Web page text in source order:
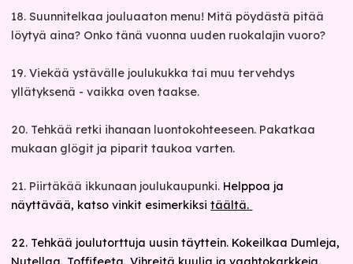
18. Suunnitelkaa jouluaaton menu! Mitä pöydästä pitää
löytyä aina? Onko tänä vuonna uuden ruokalajin vuoro?
19. Viekää ystävälle joulukukka tai muu tervehdys
yllätyksenä - vaikka oven taakse.
20. Tehkää retki ihanaan luontokohteeseen. Pakatkaa
mukaan glögit ja piparit taukoa varten.
21. Piirtäkää ikkunaan joulukaupunki. Helppoa ja
näyttävää, katso vinkit esimerkiksitäältä.
22. Tehkää joulutorttuja uusin täyttein. Kokeilkaa Dumleja,